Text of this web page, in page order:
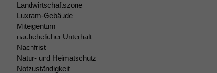
Landwirtschaftszone
Luxram-Gebäude
Miteigentum
nachehelicher Unterhalt
Nachfrist
Natur- und Heimatschutz
Notzuständigkeit